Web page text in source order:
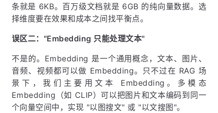
条就是 6KB。百万级文档就是 6GB 的纯向量数据。选
择维度要在效果和成本之间找平衡点。
误区二："Embedding 只能处理文本"
不是的。Embedding 是一个通用概念，文本、图片、
音频、视频都可以做 Embedding。只不过在 RAG 场
景下，我们主要用文本 Embedding。多模态
Embedding（如 CLIP）可以把图片和文本编码到同一
个向量空间中，实现 "以图搜文" 或 "以文搜图"。